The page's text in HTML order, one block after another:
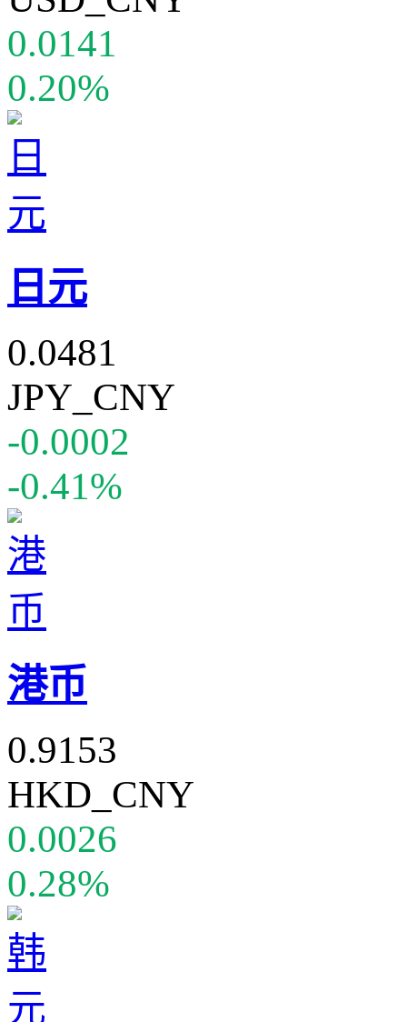
0.0141
0.20%
日元
0.0481
JPY_CNY
-0.0002
-0.41%
港币
0.9153
HKD_CNY
0.0026
0.28%